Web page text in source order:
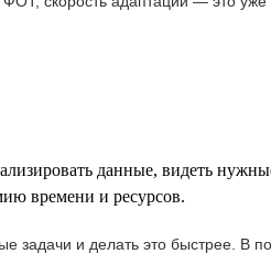
данные, видеть
времени и ресурсов.
и делать это быстрее. В